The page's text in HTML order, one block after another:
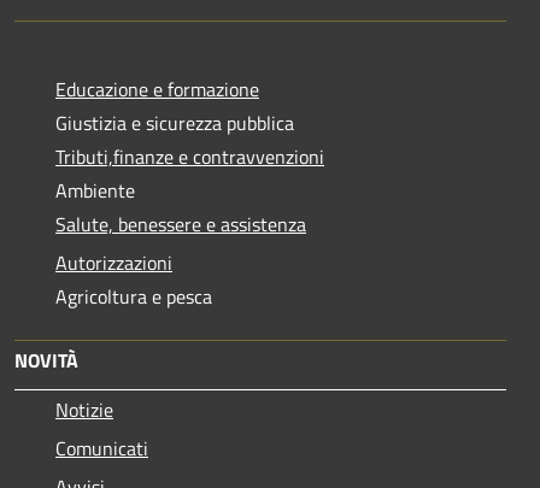
Educazione e formazione
Giustizia e sicurezza pubblica
Tributi,finanze e contravvenzioni
Ambiente
Salute, benessere e assistenza
Autorizzazioni
Agricoltura e pesca
NOVITÀ
Notizie
Comunicati